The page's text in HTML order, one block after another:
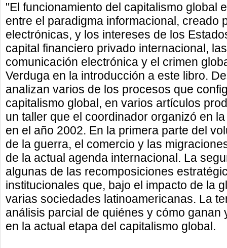
"El funcionamiento del capitalismo global
entre el paradigma informacional, creado
electrónicas, y los intereses de los
capital financiero privado internacional,
comunicación electrónica y el crimen
Verduga en la introducción a este libro.
analizan varios de los procesos que
capitalismo global, en varios artículos
un taller que el coordinador organizó en
en el año 2002. En la primera parte del
de la guerra, el comercio y las
de la actual agenda internacional. La
algunas de las recomposiciones
institucionales que, bajo el impacto de la
varias sociedades latinoamericanas. La
análisis parcial de quiénes y cómo ganan
en la actual etapa del capitalismo global.